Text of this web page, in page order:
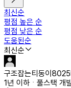
최신순
평점 높은 순
평점 낮은 순
도움된순
최신순
구조잡는티동이
1년 이하
풀스택 개